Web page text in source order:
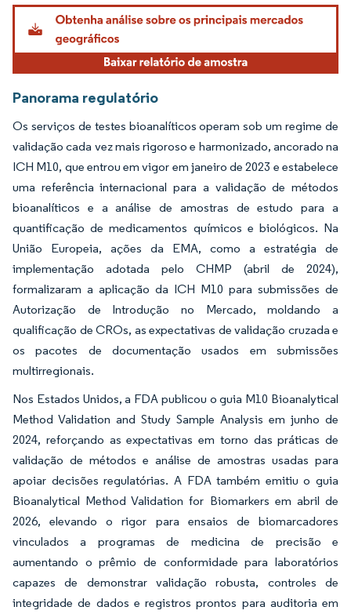
Imagem © Mordor Intelligence. O reuso requer atribuição conforme CC BY 4.0.
Panorama regulatório
Os serviços de testes bioanalíticos operam sob um regime de
validação cada vez mais rigoroso e harmonizado, ancorado na
ICH M10, que entrou em vigor em janeiro de 2023 e estabelece
uma referência internacional para a validação de métodos
bioanalíticos e a análise de amostras de estudo para a
quantificação de medicamentos químicos e biológicos. Na
União Europeia, ações da EMA, como a estratégia de
implementação adotada pelo CHMP (abril de 2024),
formalizaram a aplicação da ICH M10 para submissões de
Autorização de Introdução no Mercado, moldando a
qualificação de CROs, as expectativas de validação cruzada e
os pacotes de documentação usados em submissões
multirregionais.
Nos Estados Unidos, a FDA publicou o guia M10 Bioanalytical
Method Validation and Study Sample Analysis em junho de
2024, reforçando as expectativas em torno das práticas de
validação de métodos e análise de amostras usadas para
apoiar decisões regulatórias. A FDA também emitiu o guia
Bioanalytical Method Validation for Biomarkers em abril de
2026, elevando o rigor para ensaios de biomarcadores
vinculados a programas de medicina de precisão e
aumentando o prêmio de conformidade para laboratórios
capazes de demonstrar validação robusta, controles de
integridade de dados e registros prontos para auditoria em